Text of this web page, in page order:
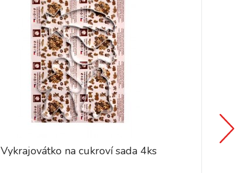
Vykrajovátko na cukroví sada 4ks